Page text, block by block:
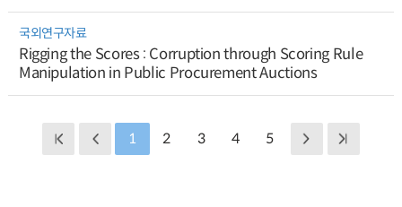
국외연구자료
Rigging the Scores : Corruption through Scoring Rule
Manipulation in Public Procurement Auctions
1 2 3 4 5